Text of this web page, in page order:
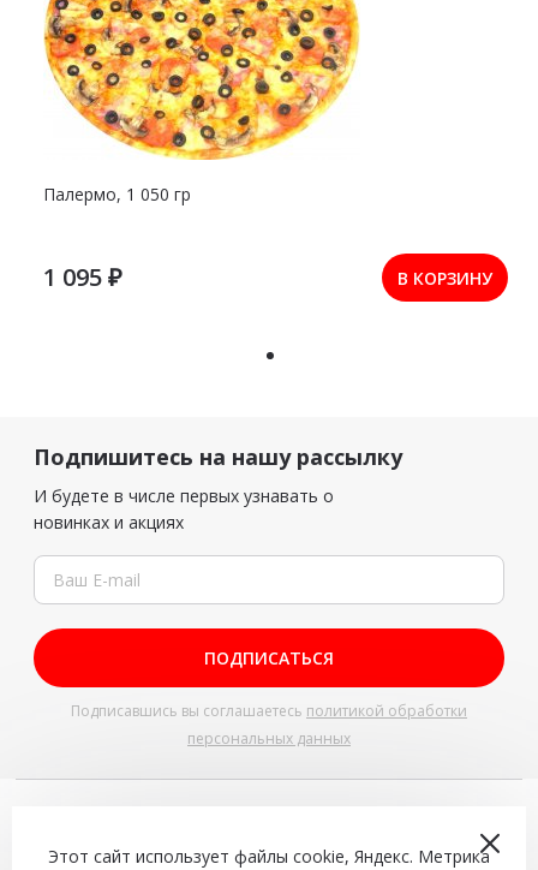
Палермо, 1 050 гр
1 095 ₽ В КОРЗИНУ
Подпишитесь на нашу рассылку
И будете в числе первых узнавать о
новинках и акциях
ПОДПИСАТЬСЯ
Подписавшись вы соглашаетесь политикой обработки
персональных данных
Доставка и самовывоз с 10:00 до 22:00
Этот сайт использует файлы cookie, Яндекс. Метрика